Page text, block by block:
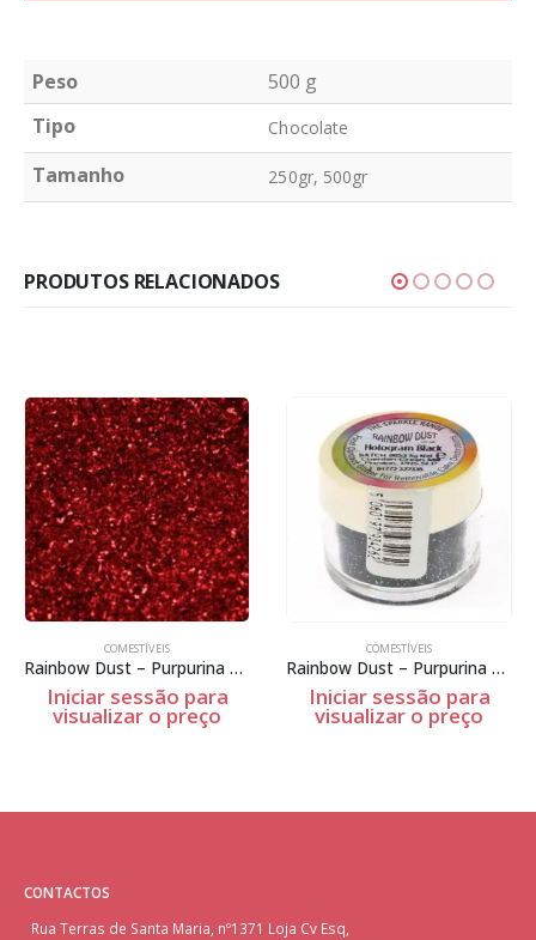
Peso
500 g
Tipo
Chocolate
Tamanho 250gr, 500gr
PRODUTOS RELACIONADOS
COMESTÍVEIS
Rainbow Dust – Purpurina não tóxica – Jewel Fire Red – 5g
Iniciar sessão para
visualizar o preço
COMESTÍVEIS
Rainbow Dust – Purpurina não tóxica – Hologram Black – 5g
Iniciar sessão para
visualizar o preço
CONTACTOS
Rua Terras de Santa Maria, nº1371 Loja Cv Esq,